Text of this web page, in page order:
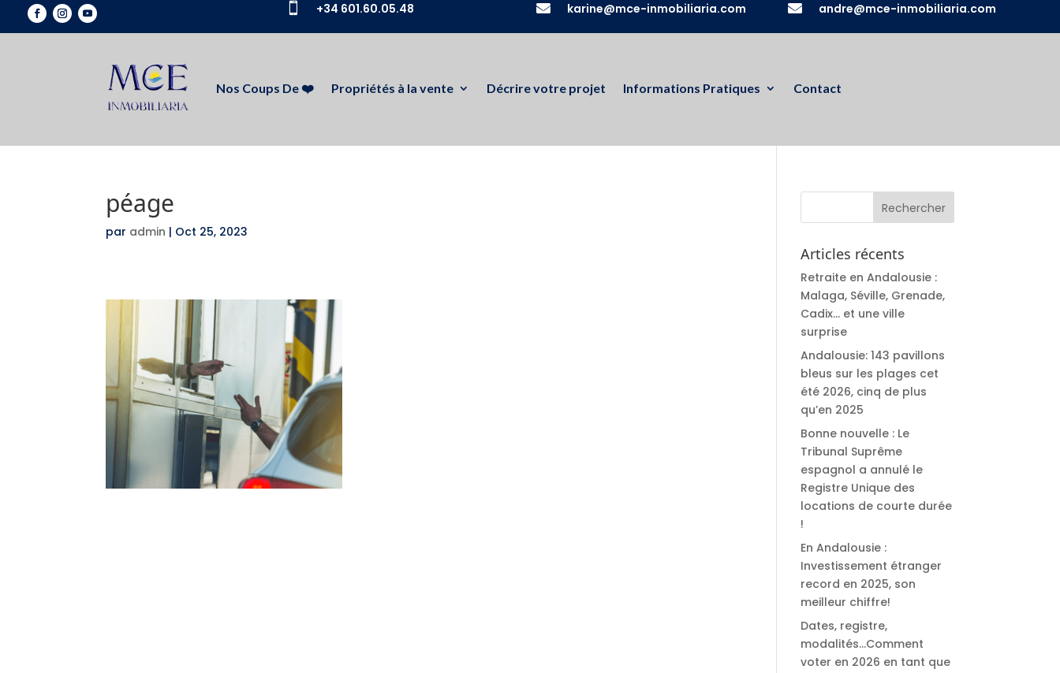
 +34 601.60.05.48  karine@mce-inmobiliaria.com  andre@mce-inmobiliaria.com
Nos Coups De ❤️ Propriétés à la vente Décrire votre projet Informations Pratiques Contact
péage
par admin | Oct 25, 2023
Articles récents
Retraite en Andalousie :
Malaga, Séville, Grenade,
Cadix… et une ville
surprise
Andalousie: 143 pavillons
bleus sur les plages cet
été 2026, cinq de plus
qu’en 2025
Bonne nouvelle : Le
Tribunal Suprême
espagnol a annulé le
Registre Unique des
locations de courte durée
!
En Andalousie :
Investissement étranger
record en 2025, son
meilleur chiffre!
Dates, registre,
modalités…Comment
voter en 2026 en tant que